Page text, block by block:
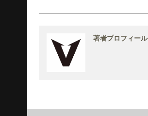
著者プロフィール